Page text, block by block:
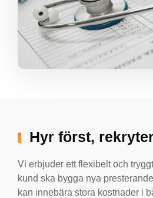
Hyr först,
Vi erbjuder ett flexibelt och
kund ska bygga nya
kan innebära stora kostnader i